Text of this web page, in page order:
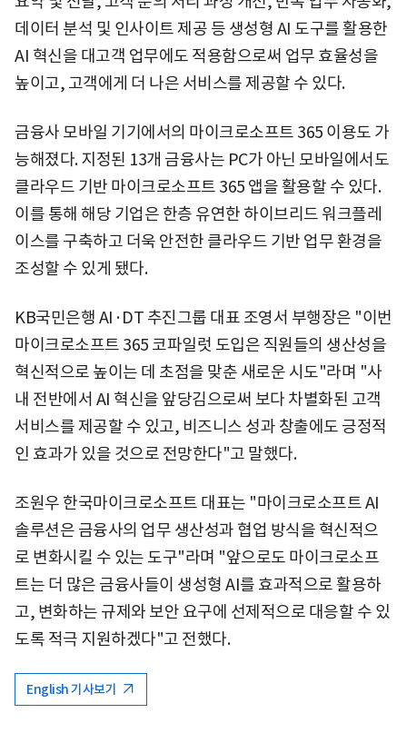
데이터 분석 및 인사이트 제공 등 생성형 AI 도구를 활용한
AI 혁신을 대고객 업무에도 적용함으로써 업무 효율성을
높이고, 고객에게 더 나은 서비스를 제공할 수 있다.
금융사 모바일 기기에서의 마이크로소프트 365 이용도 가
능해졌다. 지정된 13개 금융사는 PC가 아닌 모바일에서도
클라우드 기반 마이크로소프트 365 앱을 활용할 수 있다.
이를 통해 해당 기업은 한층 유연한 하이브리드 워크플레
이스를 구축하고 더욱 안전한 클라우드 기반 업무 환경을
조성할 수 있게 됐다.
KB국민은행 AI·DT 추진그룹 대표 조영서 부행장은 "이번
마이크로소프트 365 코파일럿 도입은 직원들의 생산성을
혁신적으로 높이는 데 초점을 맞춘 새로운 시도"라며 "사
내 전반에서 AI 혁신을 앞당김으로써 보다 차별화된 고객
서비스를 제공할 수 있고, 비즈니스 성과 창출에도 긍정적
인 효과가 있을 것으로 전망한다"고 말했다.
조원우 한국마이크로소프트 대표는 "마이크로소프트 AI
솔루션은 금융사의 업무 생산성과 협업 방식을 혁신적으
로 변화시킬 수 있는 도구"라며 "앞으로도 마이크로소프
트는 더 많은 금융사들이 생성형 AI를 효과적으로 활용하
고, 변화하는 규제와 보안 요구에 선제적으로 대응할 수 있
도록 적극 지원하겠다"고 전했다.
English 기사보기